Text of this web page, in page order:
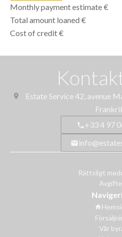
Monthly payment estimate€
Total amount loaned €
Cost of credit€
Estate Service42, avenue
+33 4 97
Rättsligt
Vår